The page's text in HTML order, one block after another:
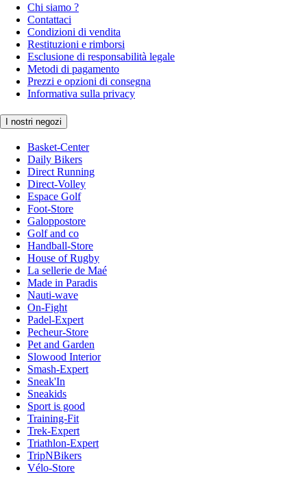
Chi siamo ?
Contattaci
Condizioni di vendita
Restituzioni e rimborsi
Esclusione di responsabilità legale
Metodi di pagamento
Prezzi e opzioni di consegna
Informativa sulla privacy
I nostri negozi
Basket-Center
Daily Bikers
Direct Running
Direct-Volley
Espace Golf
Foot-Store
Galoppostore
Golf and co
Handball-Store
House of Rugby
La sellerie de Maé
Made in Paradis
Nauti-wave
On-Fight
Padel-Expert
Pecheur-Store
Pet and Garden
Slowood Interior
Smash-Expert
Sneak'In
Sneakids
Sport is good
Training-Fit
Trek-Expert
Triathlon-Expert
TripNBikers
Vélo-Store